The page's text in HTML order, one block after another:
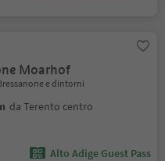
Moarhof
e dintorni
da Terento centro
Alto Adige Guest Pass